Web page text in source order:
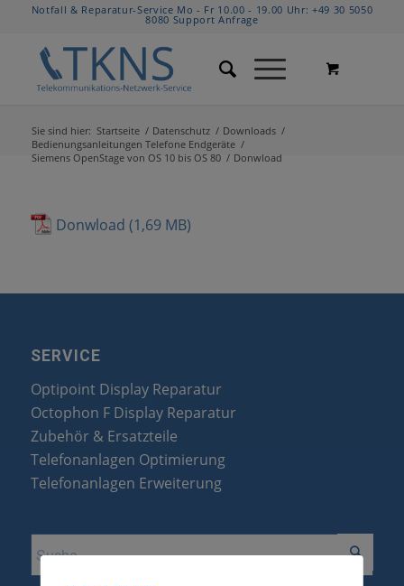
Notfall & Reparatur-Service Mo - Fr 10.00 - 19.00 Uhr:+49 30 5050
8080 Support Anfrage
Sie sind hier: Startseite / Datenschutz / Downloads /
Bedienungsanleitungen Telefone Endgeräte /
Siemens OpenStage von OS 10 bis OS 80 / Donwload
Donwload
SERVICE
Optipoint Display Reparatur
Octophon F Display Reparatur
Zubehör & Ersatzteile
Telefonanlagen Optimierung
Telefonanlagen Erweiterung